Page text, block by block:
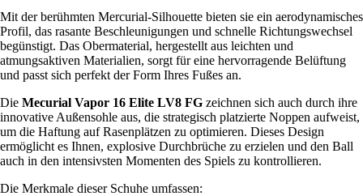
Mit der berühmten Mercurial-Silhouette bieten sie ein aerodynamisches
Profil, das rasante Beschleunigungen und schnelle Richtungswechsel
begünstigt. Das Obermaterial, hergestellt aus leichten und
atmungsaktiven Materialien, sorgt für eine hervorragende Belüftung
und passt sich perfekt der Form Ihres Fußes an.
Die Mecurial Vapor 16 Elite LV8 FG zeichnen sich auch durch ihre
innovative Außensohle aus, die strategisch platzierte Noppen aufweist,
um die Haftung auf Rasenplätzen zu optimieren. Dieses Design
ermöglicht es Ihnen, explosive Durchbrüche zu erzielen und den Ball
auch in den intensivsten Momenten des Spiels zu kontrollieren.
Die Merkmale dieser Schuhe umfassen: